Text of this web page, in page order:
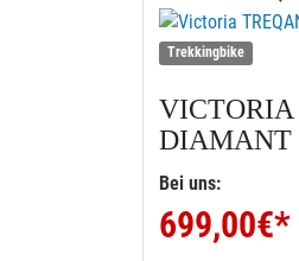
Trekkingbike
VICTORIA
DIAMANT
Bei uns:
699,00€*